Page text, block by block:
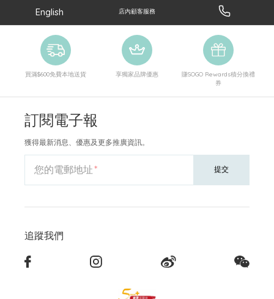
English 店內顧客服務
買滿$600免費本地送貨 享獨家品牌優惠
賺SOGO Rewards積分換禮
券
訂閱電子報
獲得最新消息、優惠及更多推廣資訊。
您的電郵地址 提交
追蹤我們